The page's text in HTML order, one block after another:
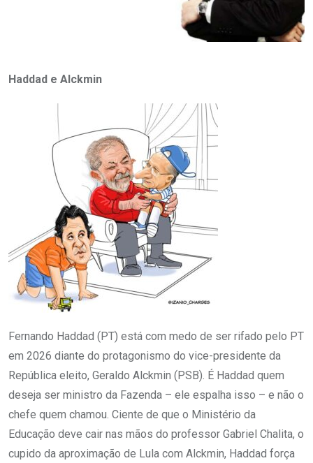
Haddad e Alckmin
Fernando Haddad (PT) está com medo de ser rifado pelo PT
em 2026 diante do protagonismo do vice-presidente da
República eleito, Geraldo Alckmin (PSB). É Haddad quem
deseja ser ministro da Fazenda – ele espalha isso – e não o
chefe quem chamou. Ciente de que o Ministério da
Educação deve cair nas mãos do professor Gabriel Chalita, o
cupido da aproximação de Lula com Alckmin, Haddad força